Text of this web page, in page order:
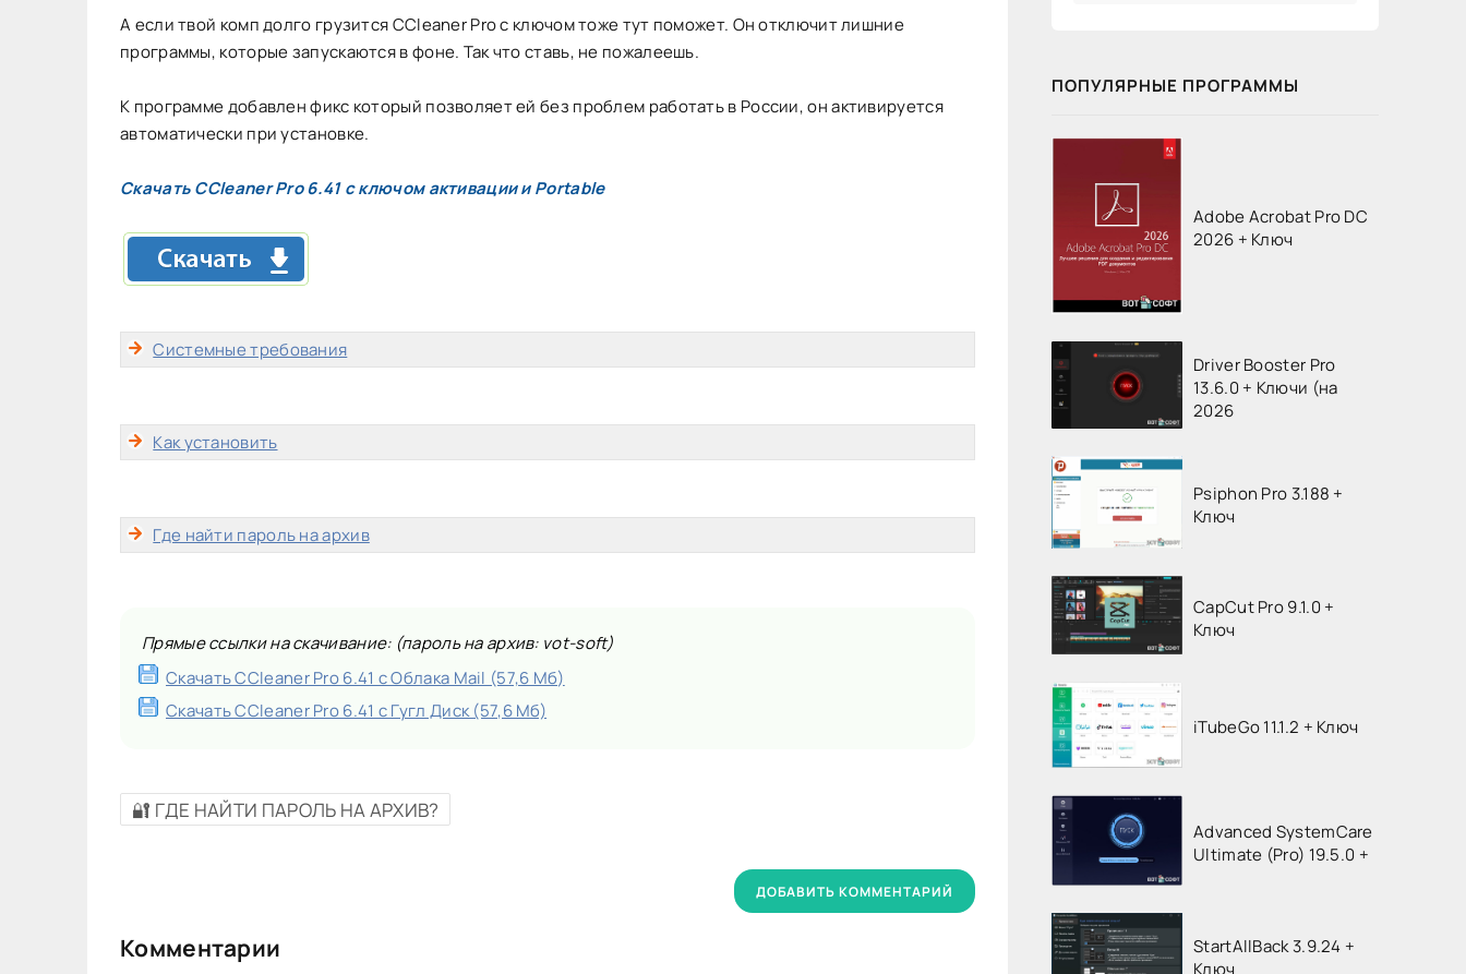
А если твой комп долго грузится CCleaner Pro с ключом тоже тут поможет. Он отключит лишние
программы, которые запускаются в фоне. Так что ставь, не пожалеешь.
К программе добавлен фикс который позволяет ей без проблем работать в России, он активируется
автоматически при установке.
Скачать CCleaner Pro 6.41 с ключом активации и Portable
Системные требования
Как установить
Где найти пароль на архив
Прямые ссылки на скачивание: (пароль на архив: vot-soft)
Скачать CCleaner Pro 6.41 с Облака Mail (57,6 Мб)
Скачать CCleaner Pro 6.41 с Гугл Диск (57,6 Мб)
🔐 ГДЕ НАЙТИ ПАРОЛЬ НА АРХИВ?
Комментарии
ДОБАВИТЬ КОММЕНТАРИЙ
ПОПУЛЯРНЫЕ ПРОГРАММЫ
Adobe Acrobat Pro DC
2026 + Ключ
Driver Booster Pro
13.6.0 + Ключи (на
2026
Psiphon Pro 3.188 +
Ключ
CapCut Pro 9.1.0 +
Ключ
iTubeGo 11.1.2 + Ключ
Advanced SystemCare
Ultimate (Pro) 19.5.0 +
StartAllBack 3.9.24 +